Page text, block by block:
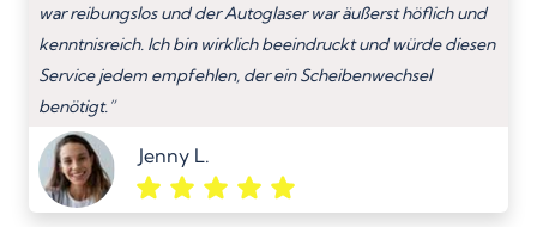
war reibungslos und der Autoglaser war äußerst höflich und
kenntnisreich. Ich bin wirklich beeindruckt und würde diesen
Service jedem empfehlen, der ein Scheibenwechsel
benötigt.”
Jenny L.